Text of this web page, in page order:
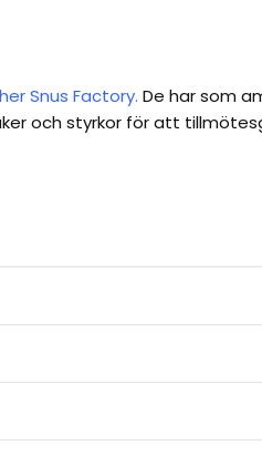
Snus Factory. De har som
och styrkor för att